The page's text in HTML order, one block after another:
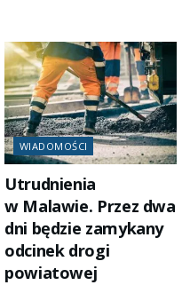
WIADOMOŚCI
Utrudnienia
w Malawie. Przez dwa
dni będzie zamykany
odcinek drogi
powiatowej